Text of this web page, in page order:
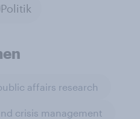
Politik
affairs research
crisis management